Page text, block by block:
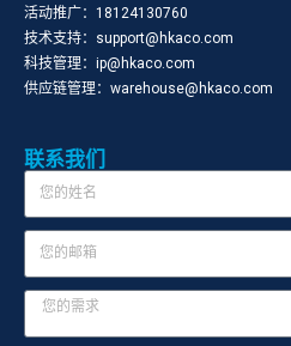
活动推广：18124130760
技术支持：support@hkaco.com
科技管理：ip@hkaco.com
供应链管理：warehouse@hkaco.com
联系我们